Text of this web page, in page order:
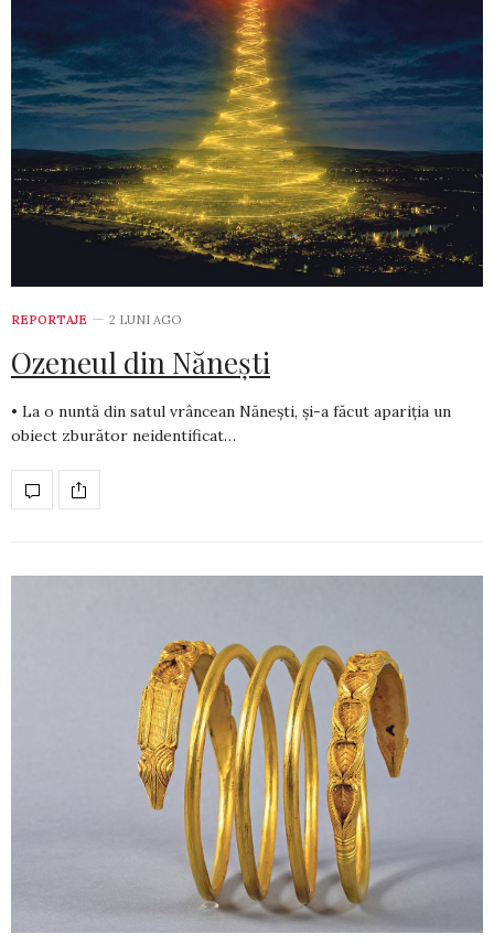
REPORTAJE 2 LUNI AGO
Ozeneul din Nănești
• La o nuntă din satul vrâncean Nănești, și-a făcut apariția un
obiect zburător neidentificat…